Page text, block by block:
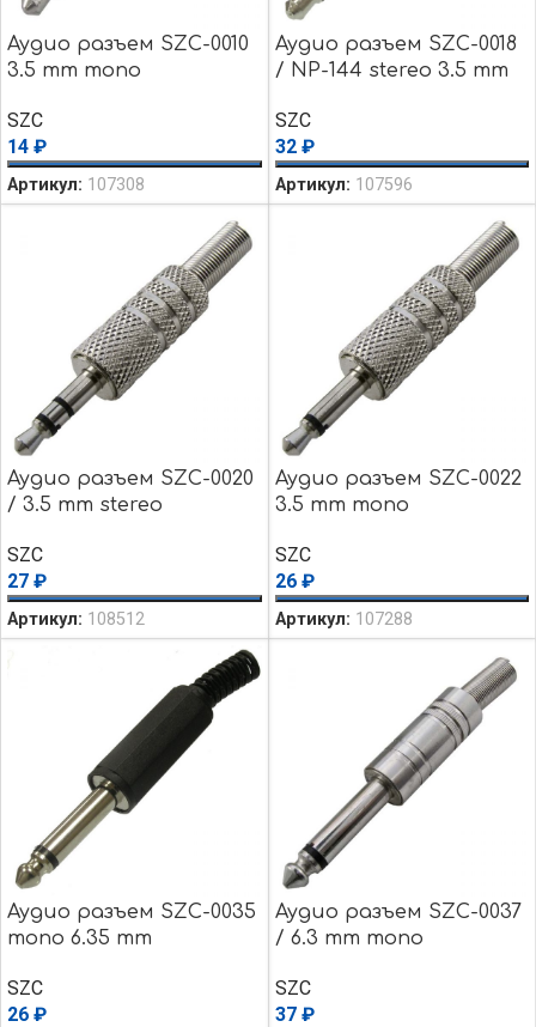
Аудио разъем SZC-0010
3.5 mm mono
SZC
14 ₽
Артикул: 107308
Аудио разъем SZC-0018
/ NP-144 stereo 3.5 mm
SZC
32 ₽
Артикул: 107596
Аудио разъем SZC-0020
/ 3.5 mm stereo
SZC
27 ₽
Артикул: 108512
Аудио разъем SZC-0022
3.5 mm mono
SZC
26 ₽
Артикул: 107288
Аудио разъем SZC-0035
mono 6.35 mm
SZC
26 ₽
Аудио разъем SZC-0037
/ 6.3 mm mono
SZC
37 ₽